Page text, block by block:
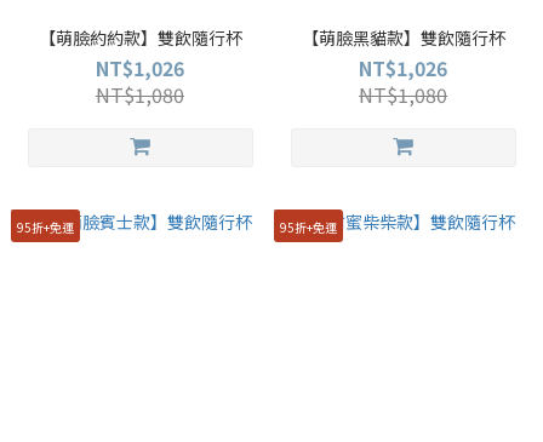
【萌臉約約款】雙飲隨行杯
NT$1,026
NT$1,080
【萌臉黑貓款】雙飲隨行杯
NT$1,026
NT$1,080
95折+免運 95折+免運